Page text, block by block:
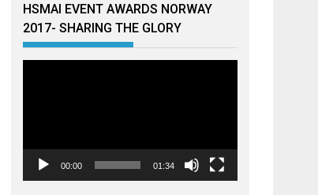
HSMAI EVENT AWARDS NORWAY
2017- SHARING THE GLORY
00:00 01:34